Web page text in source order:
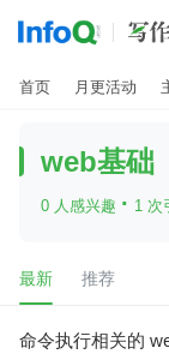
首页 月更活动
web基础
0 人感兴趣 · 1 次
最新 推荐
命令执行相关的